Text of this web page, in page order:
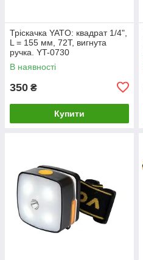
Тріскачка YATO: квадрат 1/4",
L = 155 мм, 72T, вигнута
ручка. YT-0730
В наявності
350 ₴
Купити